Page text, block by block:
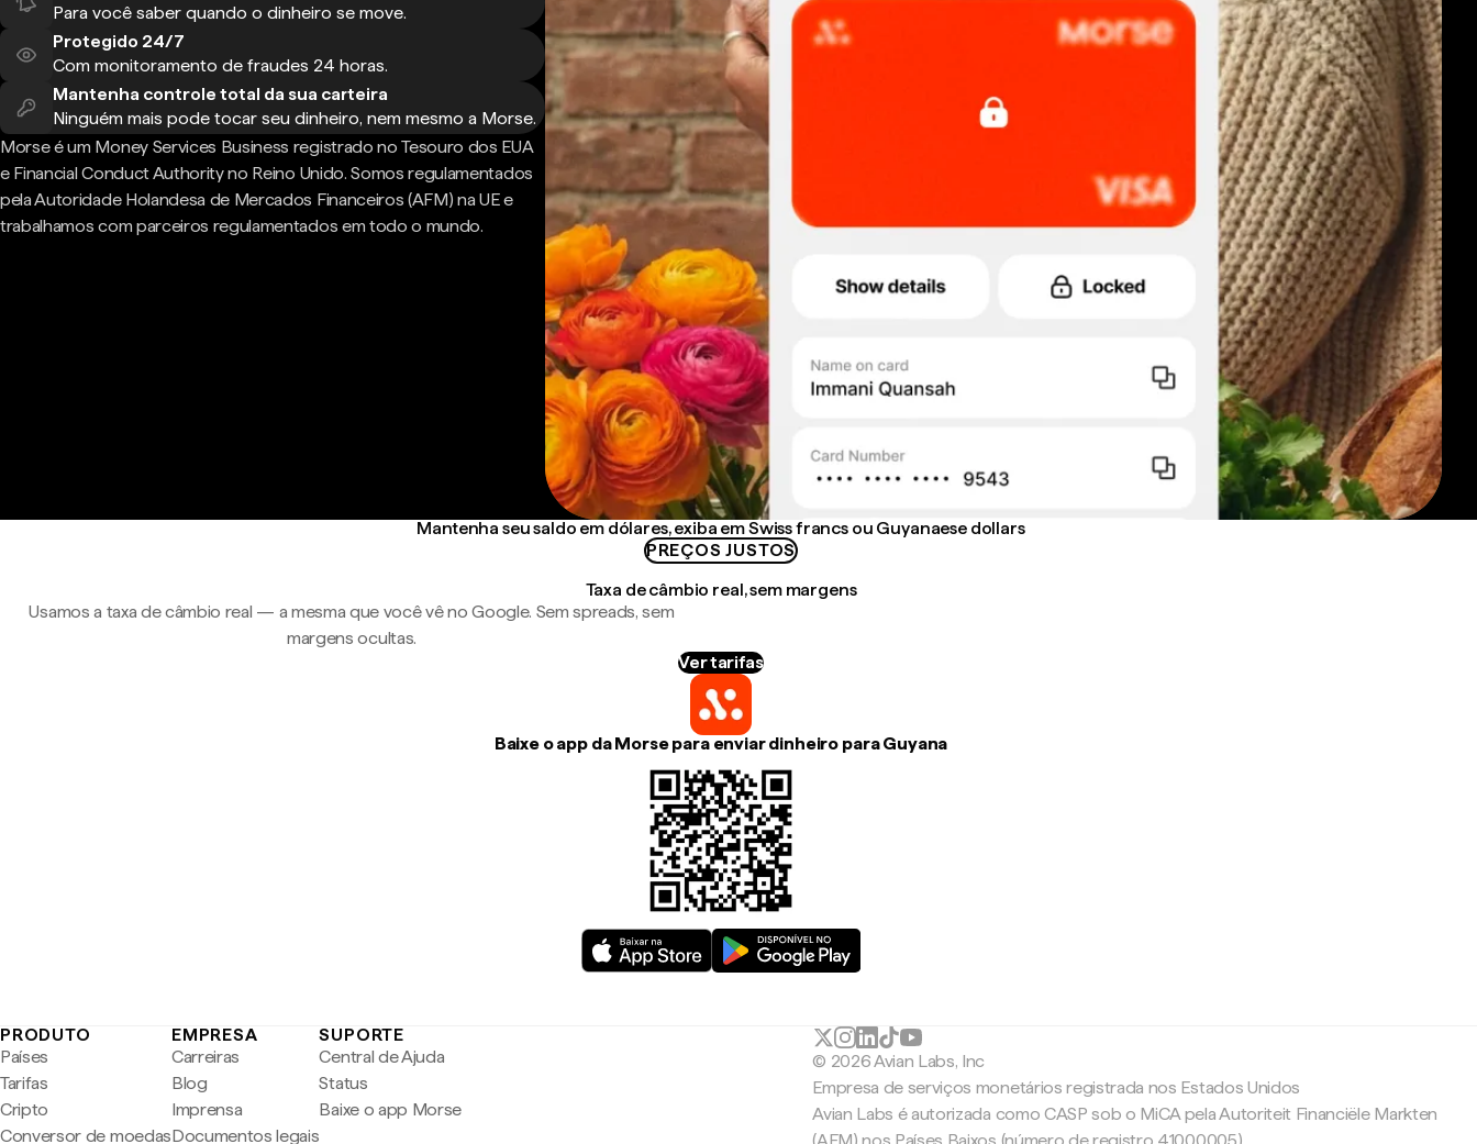
Para você saber quando o dinheiro se move.
Protegido 24/7
Com monitoramento de fraudes 24 horas.
Mantenha controle total da sua carteira
Ninguém mais pode tocar seu dinheiro, nem mesmo a Morse.
Morse é um Money Services Business registrado no Tesouro dos EUA
e Financial Conduct Authority no Reino Unido. Somos regulamentados
pela Autoridade Holandesa de Mercados Financeiros (AFM) na UE e
trabalhamos com parceiros regulamentados em todo o mundo.
Mantenha seu saldo em dólares, exiba em Swiss francs ou Guyanaese dollars
PREÇOS JUSTOS
Taxa de câmbio real, sem margens
Usamos a taxa de câmbio real — a mesma que você vê no Google. Sem spreads, sem
margens ocultas.
Ver tarifas
Baixe o app da Morse para enviar dinheiro para Guyana
PRODUTO
Países
Tarifas
Cripto
Conversor de moedas
EMPRESA
Carreiras
Blog
Imprensa
Documentos legais
SUPORTE
Central de Ajuda
Status
Baixe o app Morse
© 2026 Avian Labs, Inc
Empresa de serviços monetários registrada nos Estados Unidos
Avian Labs é autorizada como CASP sob o MiCA pela Autoriteit Financiële Markten